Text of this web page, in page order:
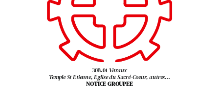
30B.01 Vitraux
Temple St Etienne, Eglise du Sacré-Coeur, autres…
NOTICE GROUPEE